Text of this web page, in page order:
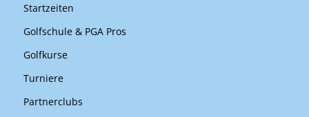
Startzeiten
Golfschule & PGA Pros
Golfkurse
Turniere
Partnerclubs